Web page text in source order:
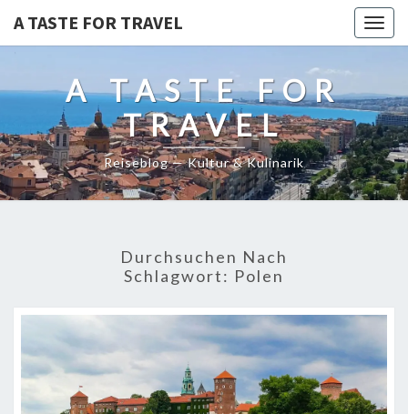
A TASTE FOR TRAVEL
A TASTE FOR
TRAVEL
Reiseblog — Kultur & Kulinarik
Durchsuchen Nach
Schlagwort: Polen